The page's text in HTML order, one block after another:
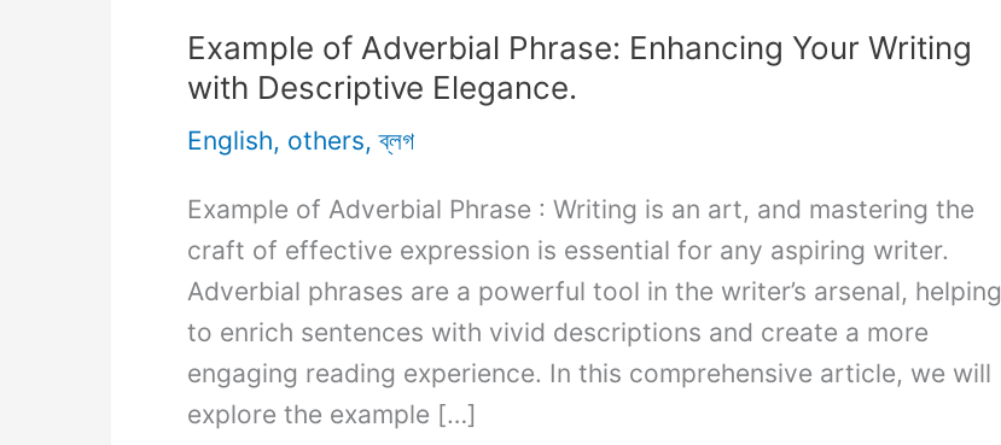
Example of Adverbial Phrase: Enhancing Your Writing
with Descriptive Elegance.
English, others,ব্লগ
Example of Adverbial Phrase : Writing is an art, and mastering the
craft of effective expression is essential for any aspiring writer.
Adverbial phrases are a powerful tool in the writer’s arsenal, helping
to enrich sentences with vivid descriptions and create a more
engaging reading experience. In this comprehensive article, we will
explore the example […]